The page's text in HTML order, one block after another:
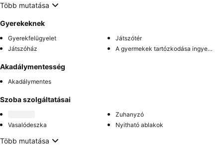
Több mutatása
Gyerekeknek
Gyerekfelügyelet
Játszótér
Játszóház
A gyermekek tartózkodása ingyenes
Akadálymentesség
Akadálymentes
Szoba szolgáltatásai
Zuhanyzó
Vasalódeszka
Nyitható ablakok
Több mutatása